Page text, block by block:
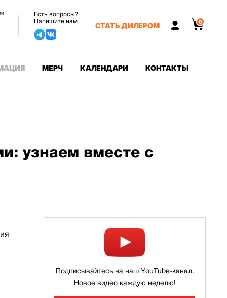
Есть вопросы?
Напишите нам
СТАТЬ ДИЛЕРОМ 0
МЕРЧ КАЛЕНДАРИ КОНТАКТЫ
узнаем вместе с
Подписывайтесь на наш YouTube-канал.
Новое видео каждую неделю!